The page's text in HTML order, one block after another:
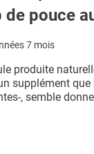
de pouce
7 mois
produite
supplément que
, semble